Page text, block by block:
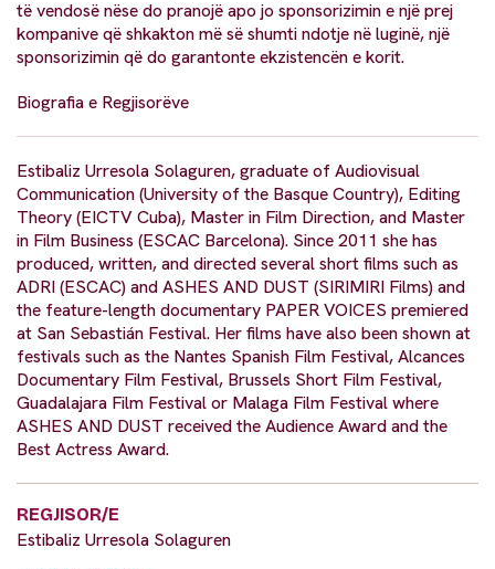
të vendosë nëse do pranojë apo jo sponsorizimin e një prej
kompanive që shkakton më së shumti ndotje në luginë, një
sponsorizimin që do garantonte ekzistencën e korit.
Biografia e Regjisorëve
Estibaliz Urresola Solaguren, graduate of Audiovisual
Communication (University of the Basque Country), Editing
Theory (EICTV Cuba), Master in Film Direction, and Master
in Film Business (ESCAC Barcelona). Since 2011 she has
produced, written, and directed several short films such as
ADRI (ESCAC) and ASHES AND DUST (SIRIMIRI Films) and
the feature-length documentary PAPER VOICES premiered
at San Sebastián Festival. Her films have also been shown at
festivals such as the Nantes Spanish Film Festival, Alcances
Documentary Film Festival, Brussels Short Film Festival,
Guadalajara Film Festival or Malaga Film Festival where
ASHES AND DUST received the Audience Award and the
Best Actress Award.
REGJISOR/E
Estibaliz Urresola Solaguren